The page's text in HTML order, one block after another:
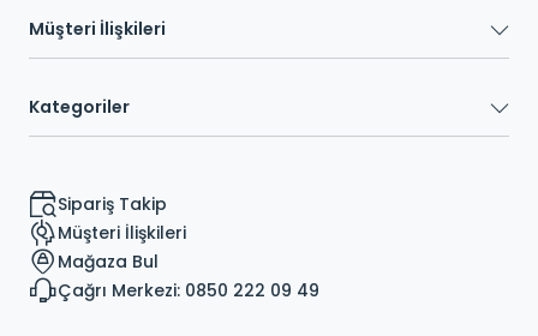
Müşteri İlişkileri
Kategoriler
Sipariş Takip
Müşteri İlişkileri
Mağaza Bul
Çağrı Merkezi: 0850 222 09 49